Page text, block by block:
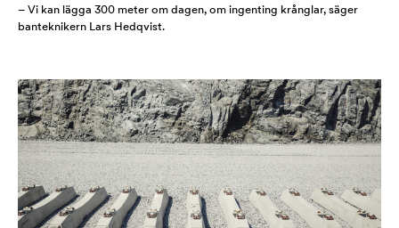
– Vi kan lägga 300 meter om dagen, om ingenting krånglar, säger
banteknikern Lars Hedqvist.